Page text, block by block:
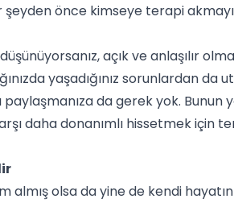
şeyden önce kimseye terapi
açık ve anlaşılır
yaşadığınız sorunlardan da
paylaşmanıza da gerek yok.
daha donanımlı hissetmek için
olsa da yine de kendi